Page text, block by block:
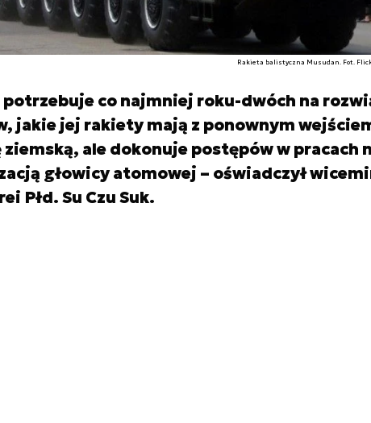
Rakieta balistyczna Musudan. Fot.
potrzebuje co najmniej roku-dwóch na
jakie jej rakiety mają z ponownym
ale dokonuje postępów w pracach
głowicy atomowej – oświadczył
Płd. Su Czu Suk.